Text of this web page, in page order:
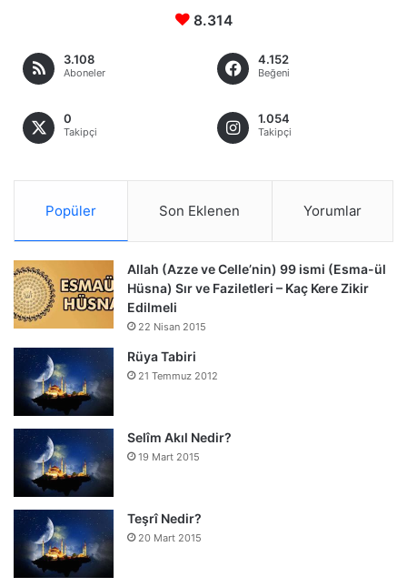
8.314
3.108
Aboneler
4.152
Beğeni
0
Takipçi
1.054
Takipçi
Popüler Son Eklenen Yorumlar
Allah (Azze ve Celle’nin) 99 ismi (Esma-ül
Hüsna) Sır ve Faziletleri – Kaç Kere Zikir
Edilmeli
22 Nisan 2015
Rüya Tabiri
21 Temmuz 2012
Selîm Akıl Nedir?
19 Mart 2015
Teşrî Nedir?
20 Mart 2015